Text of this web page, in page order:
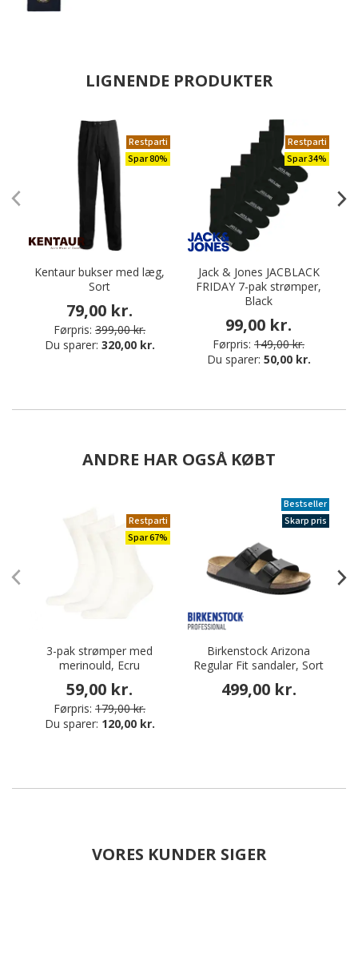
LIGNENDE PRODUKTER
Restparti
Spar 80%
Kentaur bukser med læg,
Sort
79,00 kr.
Førpris: 399,00 kr.
Du sparer: 320,00 kr.
Restparti
Spar 34%
Jack & Jones JACBLACK
FRIDAY 7-pak strømper,
Black
99,00 kr.
Førpris: 149,00 kr.
Du sparer: 50,00 kr.
ANDRE HAR OGSÅ KØBT
Restparti
Spar 67%
3-pak strømper med
merinould, Ecru
59,00 kr.
Førpris: 179,00 kr.
Du sparer: 120,00 kr.
Bestseller
Skarp pris
Birkenstock Arizona
Regular Fit sandaler, Sort
499,00 kr.
VORES KUNDER SIGER